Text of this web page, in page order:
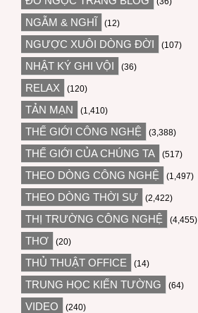
NGẪM & NGHĨ (12)
NGƯỢC XUÔI DÒNG ĐỜI (107)
NHẬT KÝ GHI VỘI (36)
RELAX (120)
TẢN MẠN (1,410)
THẾ GIỚI CÔNG NGHỆ (3,388)
THẾ GIỚI CỦA CHÚNG TA (517)
THEO DÒNG CÔNG NGHỆ (1,497)
THEO DÒNG THỜI SỰ (2,422)
THỊ TRƯỜNG CÔNG NGHỆ (4,455)
THƠ (20)
THỦ THUẬT OFFICE (14)
TRUNG HỌC KIẾN TƯỜNG (64)
VIDEO (240)